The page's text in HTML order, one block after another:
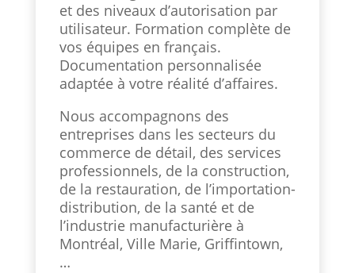
et des niveaux d’autorisation par
utilisateur. Formation complète de
vos équipes en français.
Documentation personnalisée
adaptée à votre réalité d’affaires.
Nous accompagnons des
entreprises dans les secteurs du
commerce de détail, des services
professionnels, de la construction,
de la restauration, de l’importation-
distribution, de la santé et de
l’industrie manufacturière à
Montréal, Ville Marie, Griffintown,
…